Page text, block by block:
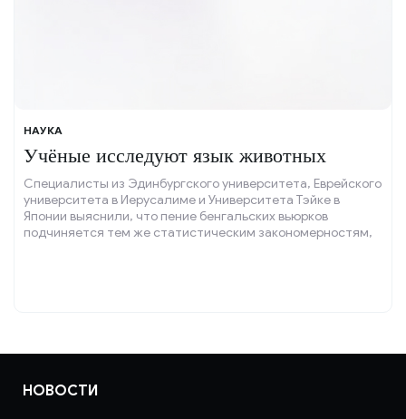
НАУКА
Учёные исследуют язык животных
Специалисты из Эдинбургского университета, Еврейского
университета в Иерусалиме и Университета Тэйке в
Японии выяснили, что пение бенгальских вьюрков
подчиняется тем же статистическим закономерностям,
НОВОСТИ